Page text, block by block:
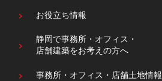
お役立ち情報
静岡で事務所・オフィス・
店舗建築をお考えの方へ
事務所・オフィス・ 店舗土地情報